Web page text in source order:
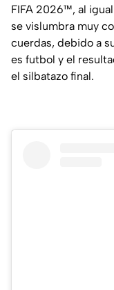
FIFA 2026™, al
se vislumbra muy
cuerdas, debido a
es futbol y el
el silbatazo final.